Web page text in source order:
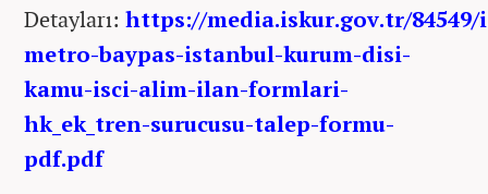
Detayları: https://media.iskur.gov.tr/84549/
metro-baypas-istanbul-kurum-disi-
kamu-isci-alim-ilan-formlari-
hk_ek_tren-surucusu-talep-formu-
pdf.pdf